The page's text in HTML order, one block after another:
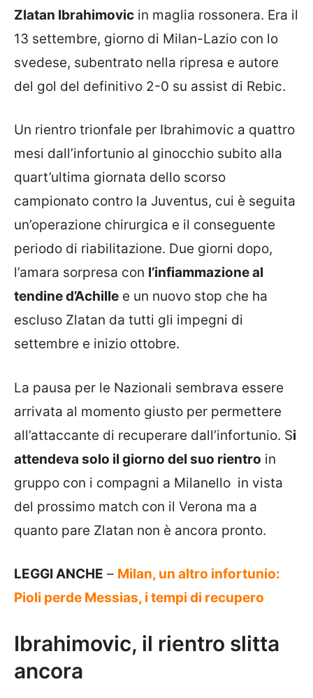
Zlatan Ibrahimovic in maglia rossonera. Era il
13 settembre, giorno di Milan-Lazio con lo
svedese, subentrato nella ripresa e autore
del gol del definitivo 2-0 su assist di Rebic.
Un rientro trionfale per Ibrahimovic a quattro
mesi dall’infortunio al ginocchio subito alla
quart’ultima giornata dello scorso
campionato contro la Juventus, cui è seguita
un’operazione chirurgica e il conseguente
periodo di riabilitazione. Due giorni dopo,
l’amara sorpresa con l’infiammazione al
tendine d’Achille e un nuovo stop che ha
escluso Zlatan da tutti gli impegni di
settembre e inizio ottobre.
La pausa per le Nazionali sembrava essere
arrivata al momento giusto per permettere
all’attaccante di recuperare dall’infortunio. Si
attendeva solo il giorno del suo rientro in
gruppo con i compagni a Milanello in vista
del prossimo match con il Verona ma a
quanto pare Zlatan non è ancora pronto.
LEGGI ANCHE – Milan, un altro infortunio:
Pioli perde Messias, i tempi di recupero
Ibrahimovic, il rientro slitta
ancora